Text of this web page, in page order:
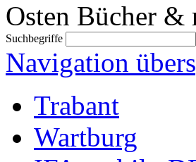
Osten Bücher &
Suchbegriffe
Navigation
Trabant
Wartburg